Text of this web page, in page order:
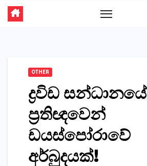
OTHER
ද්‍රවිඩ සන්ධානයේ
ප්‍රතිඥවෙන්
ඩයස්‌පෝරාවේ
අර්බුදයක්‌!